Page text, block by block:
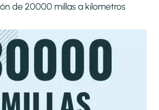
de 20000 millas a kilometros